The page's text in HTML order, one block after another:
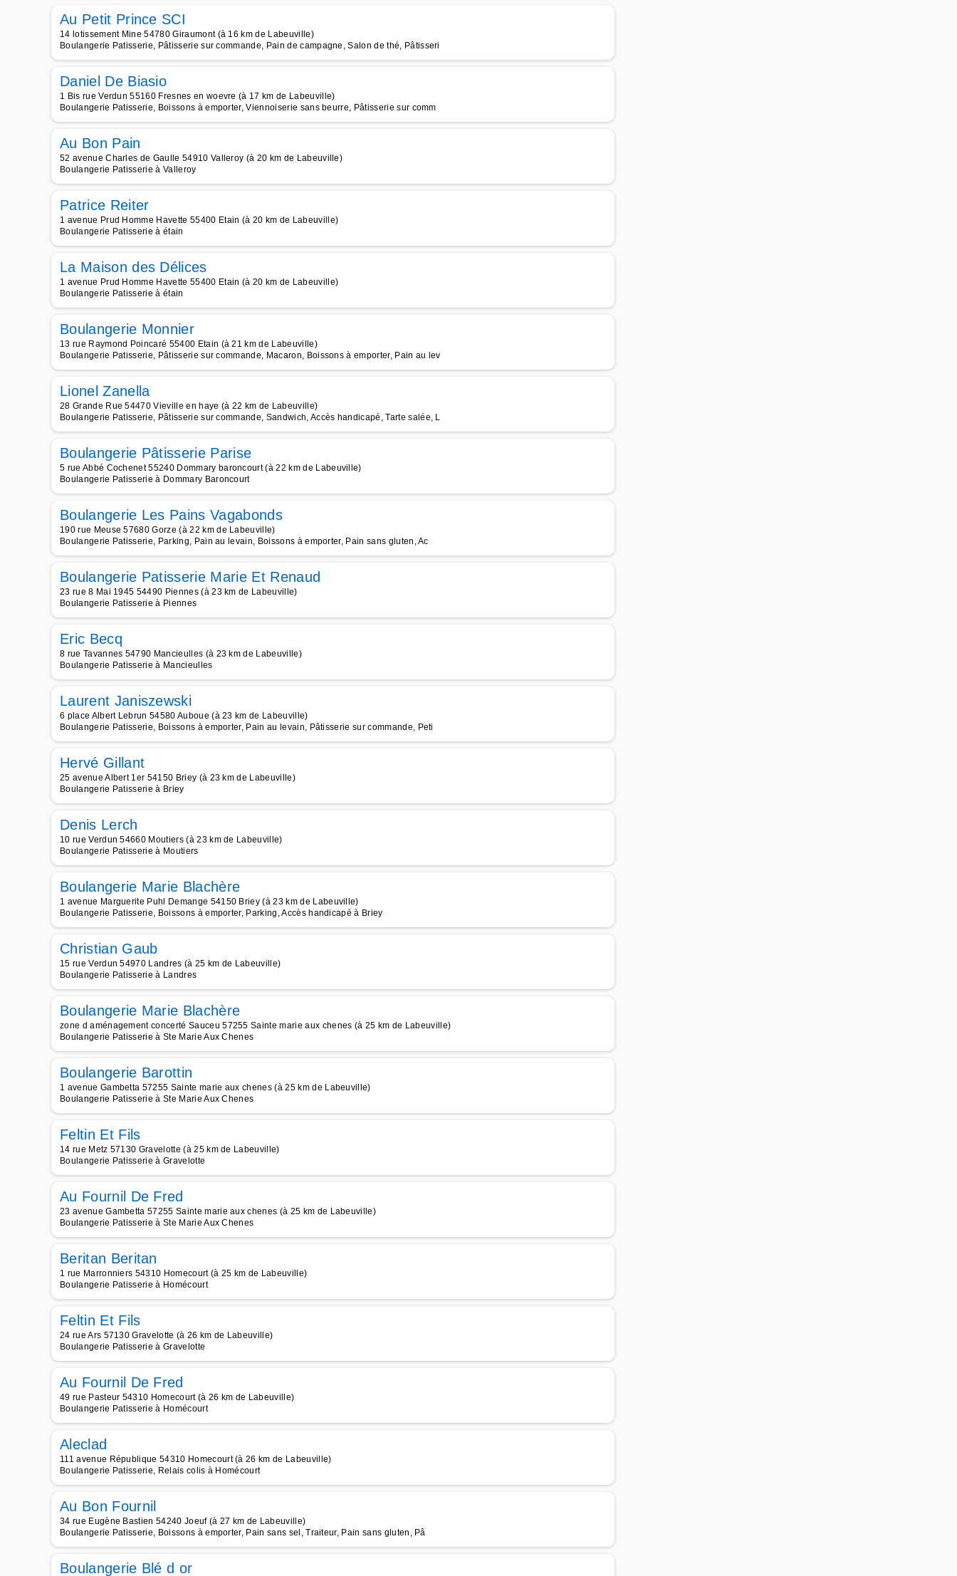
Au Petit Prince SCI
14 lotissement Mine 54780 Giraumont (à 16 km de Labeuville)
Boulangerie Patisserie, Pâtisserie sur commande, Pain de campagne, Salon de thé, Pâtisseri
Daniel De Biasio
1 Bis rue Verdun 55160 Fresnes en woevre (à 17 km de Labeuville)
Boulangerie Patisserie, Boissons à emporter, Viennoiserie sans beurre, Pâtisserie sur comm
Au Bon Pain
52 avenue Charles de Gaulle 54910 Valleroy (à 20 km de Labeuville)
Boulangerie Patisserie à Valleroy
Patrice Reiter
1 avenue Prud Homme Havette 55400 Etain (à 20 km de Labeuville)
Boulangerie Patisserie à étain
La Maison des Délices
1 avenue Prud Homme Havette 55400 Etain (à 20 km de Labeuville)
Boulangerie Patisserie à étain
Boulangerie Monnier
13 rue Raymond Poincaré 55400 Etain (à 21 km de Labeuville)
Boulangerie Patisserie, Pâtisserie sur commande, Macaron, Boissons à emporter, Pain au lev
Lionel Zanella
28 Grande Rue 54470 Vieville en haye (à 22 km de Labeuville)
Boulangerie Patisserie, Pâtisserie sur commande, Sandwich, Accès handicapé, Tarte salée, L
Boulangerie Pâtisserie Parise
5 rue Abbé Cochenet 55240 Dommary baroncourt (à 22 km de Labeuville)
Boulangerie Patisserie à Dommary Baroncourt
Boulangerie Les Pains Vagabonds
190 rue Meuse 57680 Gorze (à 22 km de Labeuville)
Boulangerie Patisserie, Parking, Pain au levain, Boissons à emporter, Pain sans gluten, Ac
Boulangerie Patisserie Marie Et Renaud
23 rue 8 Mai 1945 54490 Piennes (à 23 km de Labeuville)
Boulangerie Patisserie à Piennes
Eric Becq
8 rue Tavannes 54790 Mancieulles (à 23 km de Labeuville)
Boulangerie Patisserie à Mancieulles
Laurent Janiszewski
6 place Albert Lebrun 54580 Auboue (à 23 km de Labeuville)
Boulangerie Patisserie, Boissons à emporter, Pain au levain, Pâtisserie sur commande, Peti
Hervé Gillant
25 avenue Albert 1er 54150 Briey (à 23 km de Labeuville)
Boulangerie Patisserie à Briey
Denis Lerch
10 rue Verdun 54660 Moutiers (à 23 km de Labeuville)
Boulangerie Patisserie à Moutiers
Boulangerie Marie Blachère
1 avenue Marguerite Puhl Demange 54150 Briey (à 23 km de Labeuville)
Boulangerie Patisserie, Boissons à emporter, Parking, Accès handicapé à Briey
Christian Gaub
15 rue Verdun 54970 Landres (à 25 km de Labeuville)
Boulangerie Patisserie à Landres
Boulangerie Marie Blachère
zone d aménagement concerté Sauceu 57255 Sainte marie aux chenes (à 25 km de Labeuville)
Boulangerie Patisserie à Ste Marie Aux Chenes
Boulangerie Barottin
1 avenue Gambetta 57255 Sainte marie aux chenes (à 25 km de Labeuville)
Boulangerie Patisserie à Ste Marie Aux Chenes
Feltin Et Fils
14 rue Metz 57130 Gravelotte (à 25 km de Labeuville)
Boulangerie Patisserie à Gravelotte
Au Fournil De Fred
23 avenue Gambetta 57255 Sainte marie aux chenes (à 25 km de Labeuville)
Boulangerie Patisserie à Ste Marie Aux Chenes
Beritan Beritan
1 rue Marronniers 54310 Homecourt (à 25 km de Labeuville)
Boulangerie Patisserie à Homécourt
Feltin Et Fils
24 rue Ars 57130 Gravelotte (à 26 km de Labeuville)
Boulangerie Patisserie à Gravelotte
Au Fournil De Fred
49 rue Pasteur 54310 Homecourt (à 26 km de Labeuville)
Boulangerie Patisserie à Homécourt
Aleclad
111 avenue République 54310 Homecourt (à 26 km de Labeuville)
Boulangerie Patisserie, Relais colis à Homécourt
Au Bon Fournil
34 rue Eugène Bastien 54240 Joeuf (à 27 km de Labeuville)
Boulangerie Patisserie, Boissons à emporter, Pain sans sel, Traiteur, Pain sans gluten, Pâ
Boulangerie Blé d or